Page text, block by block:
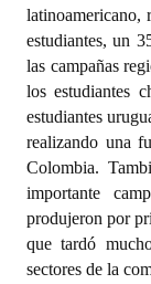
latinoamericano,
estudiantes, un
las campañas
los estudiantes
estudiantes
realizando una
Colombia.
importante
produjeron por
que tardó
sectores de la